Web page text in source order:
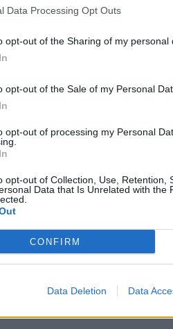
Data Processing Opt Outs
opt-out of the Sharing of my personal
opt-out of the Sale of my Personal
opt-out of processing my Personal
opt-out of Collection, Use, Retention,
Data that Is Unrelated with the
CONFIRM
Data Deletion Data